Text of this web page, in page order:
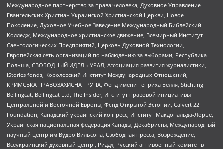
Международное партнерство за права человека, Духовное Управление
Евангельских Христиан Украинской Христианской Церкви, Новое
Поколение, Духовное Учебное Заведение Международный Библейский
Колледж, Международное христианское движение, Всемирный Институт
Саентологических Предприятий, Церковь Духовной Технологии,
Европейская сеть организаций по наблюдению за выборами, Республика
Польша, СВОБОДНЫЙ ИДЕЛЬ-УРАЛ, Ассоциация развития журналистики,
IStories fonds, Королевский Институт Международных Отношений,
КРИМСЬКА ПРАВОЗАХИСНА ГРУПА, Фонд имени Генриха Бёлля, Stichting
Bellingcat, Bellingcat Ltd, The Insider, Институт правовой инициативы
Центральной и Восточной Европы, Фонд Открытой Эстонии, Calvert 22
Foundation, Канадский украинский конгресс, Институт Макдональда-Лорье,
Украинская национальная федерация Канады, Декабристы, Международный
научный центр им Вудро Вильсона, Свободная пресса, Возрождение,
Всеукраинский духовный центр , Риддл, Русский антивоенный комитет в